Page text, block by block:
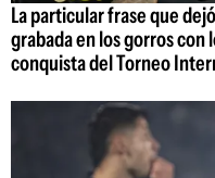
La particular frase que
grabada en los gorros con
conquista del Torneo